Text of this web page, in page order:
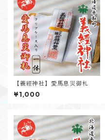
【義經神社】愛馬息災御札
¥1,000